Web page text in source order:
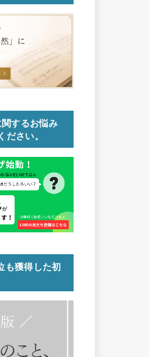
関するお悩み
ださい。
も獲得した初